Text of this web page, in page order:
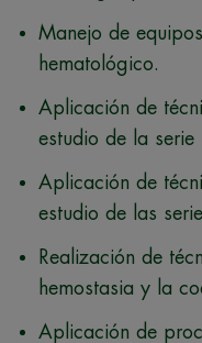
Manejo de
hematológico.
Aplicación de
estudio de la serie
Aplicación de
estudio de las
Realización de
hemostasia y la
Aplicación de